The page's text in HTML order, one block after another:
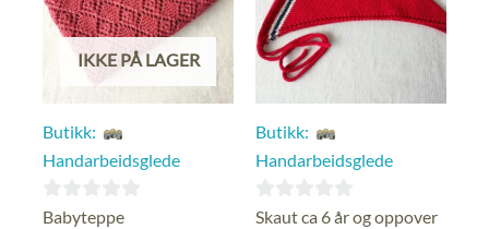
IKKE PÅ LAGER
Butikk:
Handarbeidsglede
0
Babyteppe
Butikk:
Handarbeidsglede
0
Skaut ca 6 år og oppover